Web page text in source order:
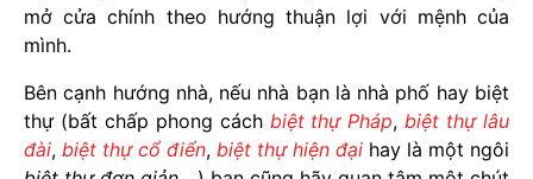
mở cửa chính theo hướng thuận lợi với mệnh của
mình.
Bên cạnh hướng nhà, nếu nhà bạn là nhà phố hay biệt
thự (bất chấp phong cách biệt thự Pháp, biệt thự lâu
đài, biệt thự cổ điển, biệt thự hiện đại hay là một ngôi